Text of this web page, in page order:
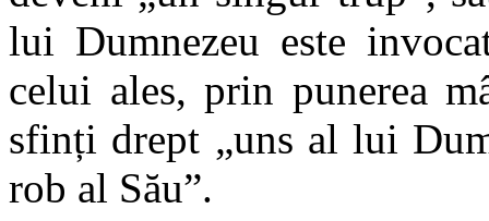
lui Dumnezeu este
celui ales, prin punerea
sfinți drept „uns al lui
rob al Său”.